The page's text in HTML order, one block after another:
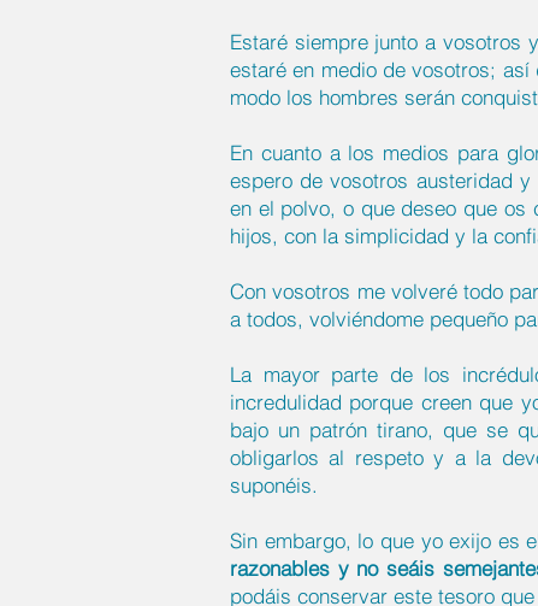
Estaré siempre junto a vosotros
estaré en medio de vosotros;
modo los hombres serán
En cuanto a los medios para
espero de vosotros austeridad
en el polvo, o que deseo que os
hijos, con la simplicidad y la
Con vosotros me volveré todo
a todos, volviéndome pequeño
La mayor parte de los
incredulidad porque creen que
bajo un patrón tirano, que se
obligarlos al respeto y a la
suponéis.
Sin embargo, lo que yo exijo es
razonables y no seáis
podáis conservar este tesoro